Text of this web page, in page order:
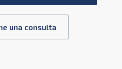
una consulta